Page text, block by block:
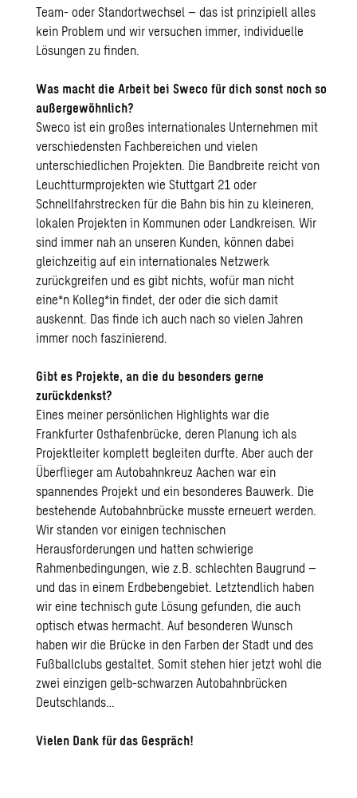
Team- oder Standortwechsel – das ist prinzipiell alles
kein Problem und wir versuchen immer, individuelle
Lösungen zu finden.
Was macht die Arbeit bei Sweco für dich sonst noch so
außergewöhnlich?
Sweco ist ein großes internationales Unternehmen mit
verschiedensten Fachbereichen und vielen
unterschiedlichen Projekten. Die Bandbreite reicht von
Leuchtturmprojekten wie Stuttgart 21 oder
Schnellfahrstrecken für die Bahn bis hin zu kleineren,
lokalen Projekten in Kommunen oder Landkreisen. Wir
sind immer nah an unseren Kunden, können dabei
gleichzeitig auf ein internationales Netzwerk
zurückgreifen und es gibt nichts, wofür man nicht
eine*n Kolleg*in findet, der oder die sich damit
auskennt. Das finde ich auch nach so vielen Jahren
immer noch faszinierend.
Gibt es Projekte, an die du besonders gerne
zurückdenkst?
Eines meiner persönlichen Highlights war die
Frankfurter Osthafenbrücke, deren Planung ich als
Projektleiter komplett begleiten durfte. Aber auch der
Überflieger am Autobahnkreuz Aachen war ein
spannendes Projekt und ein besonderes Bauwerk. Die
bestehende Autobahnbrücke musste erneuert werden.
Wir standen vor einigen technischen
Herausforderungen und hatten schwierige
Rahmenbedingungen, wie z.B. schlechten Baugrund –
und das in einem Erdbebengebiet. Letztendlich haben
wir eine technisch gute Lösung gefunden, die auch
optisch etwas hermacht. Auf besonderen Wunsch
haben wir die Brücke in den Farben der Stadt und des
Fußballclubs gestaltet. Somit stehen hier jetzt wohl die
zwei einzigen gelb-schwarzen Autobahnbrücken
Deutschlands…
Vielen Dank für das Gespräch!